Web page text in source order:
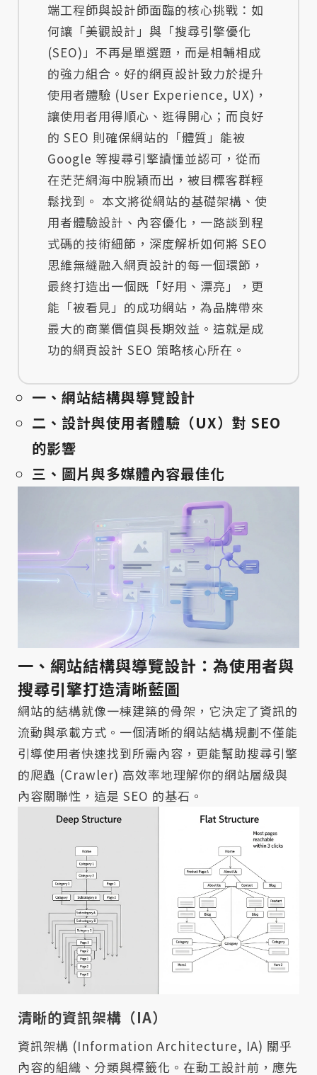
端工程師與設計師面臨的核心挑戰：如
何讓「美觀設計」與「搜尋引擎優化
(SEO)」不再是單選題，而是相輔相成
的強力組合。好的網頁設計致力於提升
使用者體驗 (User Experience, UX)，
讓使用者用得順心、逛得開心；而良好
的 SEO 則確保網站的「體質」能被
Google 等搜尋引擎讀懂並認可，從而
在茫茫網海中脫穎而出，被目標客群輕
鬆找到。 本文將從網站的基礎架構、使
用者體驗設計、內容優化，一路談到程
式碼的技術細節，深度解析如何將 SEO
思維無縫融入網頁設計的每一個環節，
最終打造出一個既「好用、漂亮」，更
能「被看見」的成功網站，為品牌帶來
最大的商業價值與長期效益。這就是成
功的網頁設計 SEO 策略核心所在。
一、網站結構與導覽設計
二、設計與使用者體驗（UX）對 SEO
的影響
三、圖片與多媒體內容最佳化
一、網站結構與導覽設計：為使用者與
搜尋引擎打造清晰藍圖
網站的結構就像一棟建築的骨架，它決定了資訊的
流動與承載方式。一個清晰的網站結構規劃不僅能
引導使用者快速找到所需內容，更能幫助搜尋引擎
的爬蟲 (Crawler) 高效率地理解你的網站層級與
內容關聯性，這是 SEO 的基石。
清晰的資訊架構（IA）
資訊架構 (Information Architecture, IA) 關乎
內容的組織、分類與標籤化。在動工設計前，應先